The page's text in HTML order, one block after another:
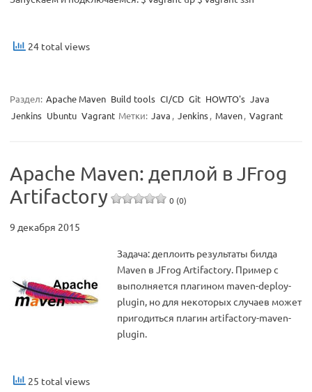
24 total views
Раздел: Apache Maven Build tools CI/CD Git HOWTO's Java
Jenkins Ubuntu Vagrant Метки: Java , Jenkins, Maven, Vagrant
Apache Maven: деплой в JFrog
Artifactory
0 (0)
9 декабря 2015
Задача: деплоить результаты билда
Maven в JFrog Artifactory. Пример с
выполняется плагином maven-deploy-
plugin, но для некоторых случаев может
пригодиться плагин artifactory-maven-
plugin.
25 total views